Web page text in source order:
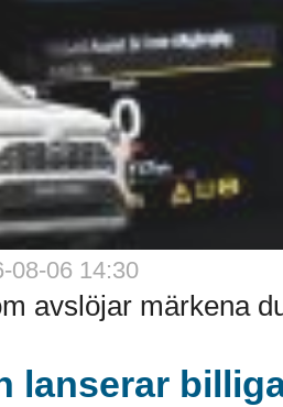
08-06 14:30
avslöjar märkena
lanserar